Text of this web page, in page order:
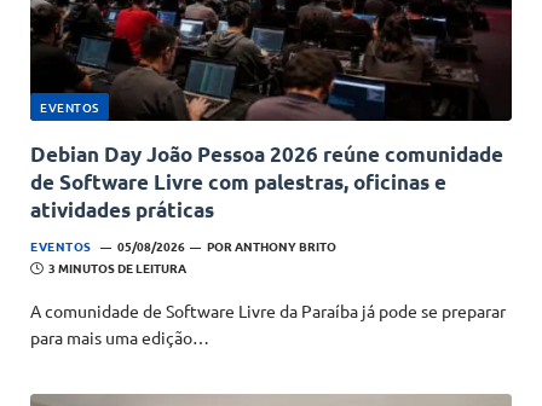
EVENTOS
Debian Day João Pessoa 2026 reúne comunidade
de Software Livre com palestras, oficinas e
atividades práticas
EVENTOS 05/08/2026 POR ANTHONY BRITO
3 MINUTOS DE LEITURA
A comunidade de Software Livre da Paraíba já pode se preparar
para mais uma edição…